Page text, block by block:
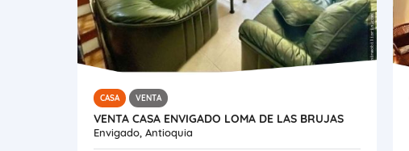
CASA VENTA
VENTA CASA ENVIGADO LOMA DE LAS BRUJAS
Envigado, Antioquia